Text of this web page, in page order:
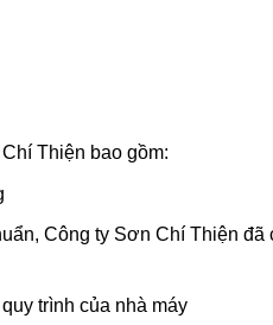
Thiện bao gồm:
Công ty Sơn Chí Thiện
trình của nhà máy